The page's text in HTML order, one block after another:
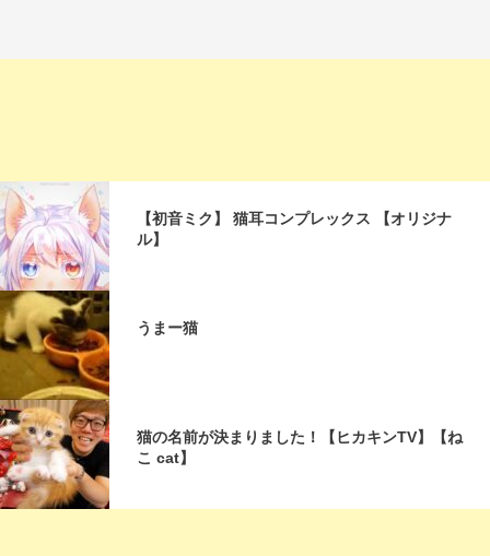
【初音ミク】 猫耳コンプレックス 【オリジナ
ル】
うまー猫
猫の名前が決まりました！【ヒカキンTV】【ね
こ cat】